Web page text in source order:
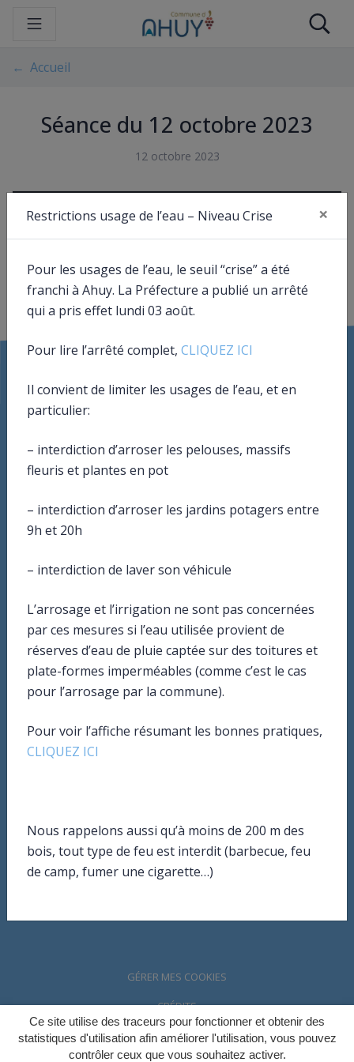
Ce site utilise des traceurs pour fonctionner et obtenir des
statistiques d'utilisation afin améliorer l'utilisation, vous pouvez
contrôler ceux que vous souhaitez activer.
Accueil
Séance du 12 octobre 2023
12 octobre 2023
Document utile
Mairie
3bis rue des écoles
21121 AHUY
Mail : mairie@ahuy.fr
Tel : 03.80.23.80.99
GÉRER MES COOKIES
CRÉDITS
MENTIONS LÉGALES & POLITIQUE DE CONFIDENTIALITÉ
Restrictions usage de l’eau – Niveau Crise ×
Pour les usages de l’eau, le seuil “crise” a été
franchi à Ahuy. La Préfecture a publié un arrêté
qui a pris effet lundi 03 août.
Pour lire l’arrêté complet, CLIQUEZ ICI
Il convient de limiter les usages de l’eau, et en
particulier:
– interdiction d’arroser les pelouses, massifs
fleuris et plantes en pot
– interdiction d’arroser les jardins potagers entre
9h et 20h
– interdiction de laver son véhicule
L’arrosage et l’irrigation ne sont pas concernées
par ces mesures si l’eau utilisée provient de
réserves d’eau de pluie captée sur des toitures et
plate-formes imperméables (comme c’est le cas
pour l’arrosage par la commune).
Pour voir l’affiche résumant les bonnes pratiques,
CLIQUEZ ICI
Nous rappelons aussi qu’à moins de 200 m des
bois, tout type de feu est interdit (barbecue, feu
de camp, fumer une cigarette…)